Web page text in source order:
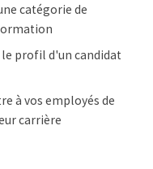
catégorie de
profil d'un candidat
à vos employés de
carrière